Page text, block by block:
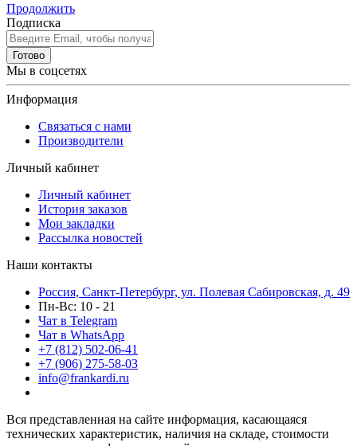
Продолжить
Подписка
Готово
Мы в соцсетях
Информация
Связаться с нами
Производители
Личный кабинет
Личный кабинет
История заказов
Мои закладки
Рассылка новостей
Наши контакты
Россия, Санкт-Петербург, ул. Полевая Сабировская, д. 49
Пн-Вс: 10 - 21
Чат в Telegram
Чат в WhatsApp
+7 (812) 502-06-41
+7 (906) 275-58-03
info@frankardi.ru
Вся представленная на сайте информация, касающаяся
технических характеристик, наличия на складе, стоимости